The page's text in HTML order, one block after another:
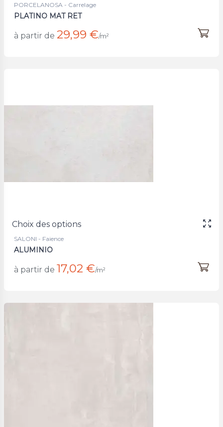
PORCELANOSA - Carrelage
PLATINO MAT RET
à partir de 29,99 €/m²
Choix des options
SALONI - Faience
ALUMINIO
à partir de 17,02 €/m²